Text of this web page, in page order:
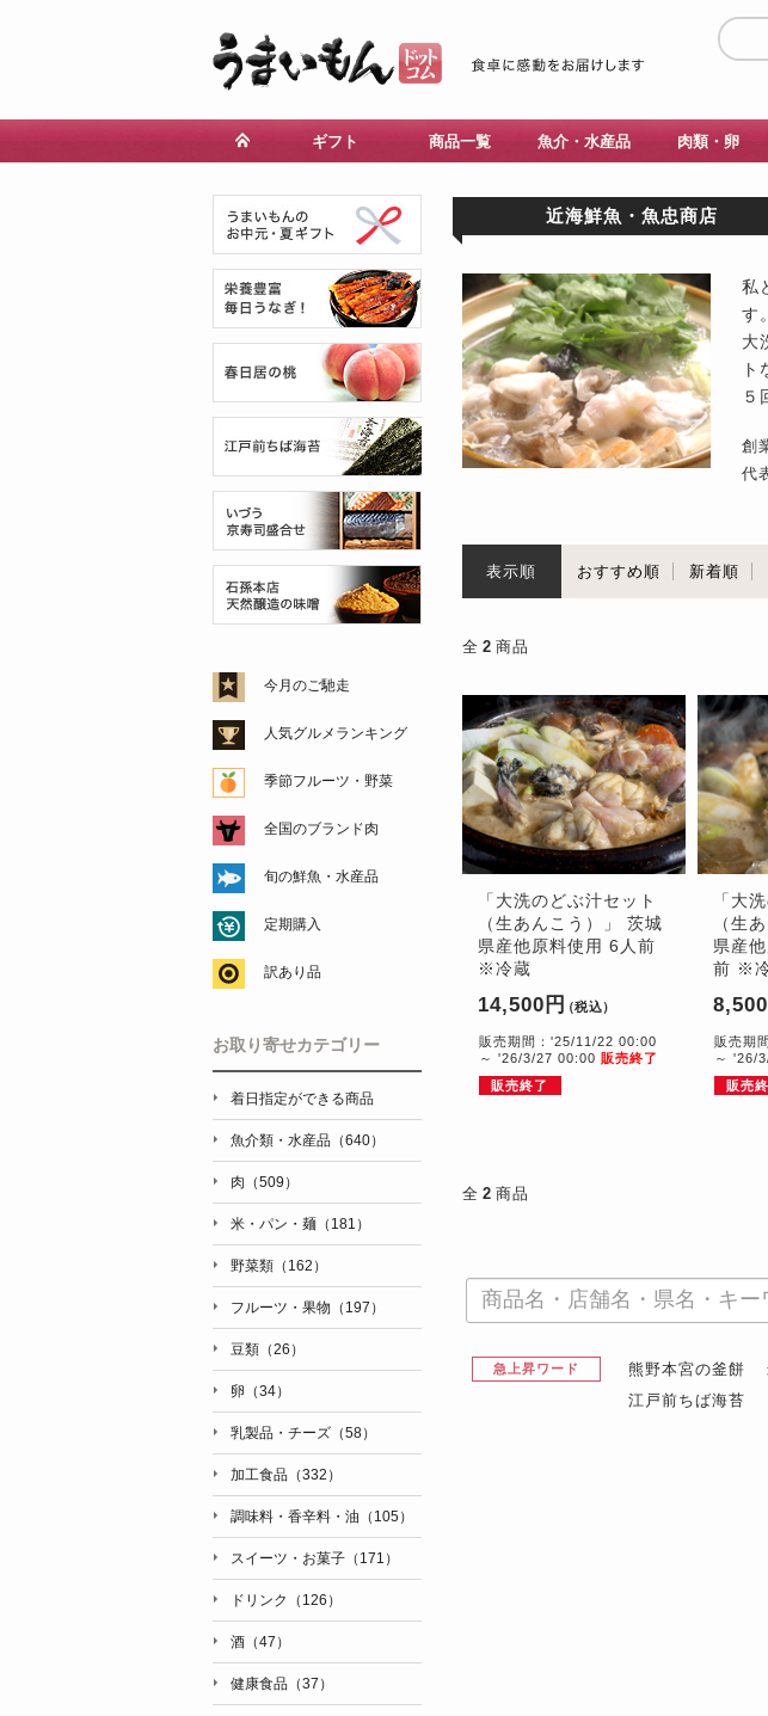
ギフト 商品一覧 魚介・水産品 肉類・卵
近海鮮魚・魚忠商店
私
す
大
５
創
代
表示順 おすすめ順 新着順
全 2 商品
「大洗のどぶ汁セット
（生あんこう）」 茨城
県産他原料使用 6人前
※冷蔵
14,500円（税込）
販売期間：'25/11/22 00:00
～ '26/3/27 00:00 販売終了
販売終了
「大
（生
県産
前 ※
販売期
～ '26/
販売
全 2 商品
急上昇ワード 熊野本宮の釜餅
江戸前ちば海苔
今月のご馳走
人気グルメランキング
季節フルーツ・野菜
全国のブランド肉
旬の鮮魚・水産品
定期購入
訳あり品
お取り寄せカテゴリー
着日指定ができる商品
魚介類・水産品（640）
肉（509）
米・パン・麺（181）
野菜類（162）
フルーツ・果物（197）
豆類（26）
卵（34）
乳製品・チーズ（58）
加工食品（332）
調味料・香辛料・油（105）
スイーツ・お菓子（171）
ドリンク（126）
酒（47）
健康食品（37）